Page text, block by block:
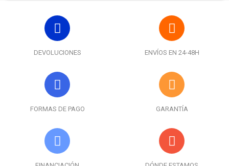
DEVOLUCIONES ENVÍOS EN 24-48H
FORMAS DE PAGO GARANTÍA